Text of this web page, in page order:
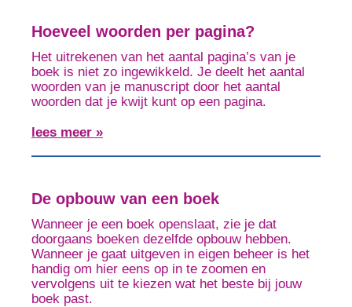
Hoeveel woorden per pagina?
Het uitrekenen van het aantal pagina’s van je
boek is niet zo ingewikkeld. Je deelt het aantal
woorden van je manuscript door het aantal
woorden dat je kwijt kunt op een pagina.
lees meer »
De opbouw van een boek
Wanneer je een boek openslaat, zie je dat
doorgaans boeken dezelfde opbouw hebben.
Wanneer je gaat uitgeven in eigen beheer is het
handig om hier eens op in te zoomen en
vervolgens uit te kiezen wat het beste bij jouw
boek past.